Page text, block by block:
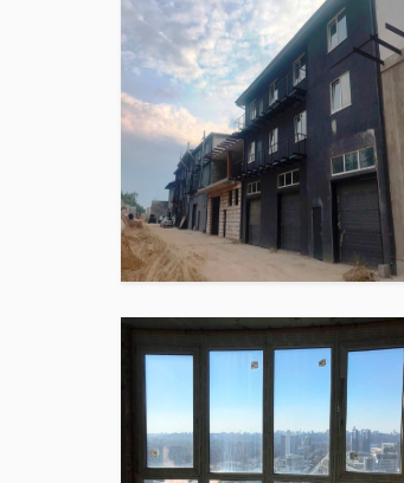
РЕКОМЕНДУЄМО / ЗНИЖКА TOP